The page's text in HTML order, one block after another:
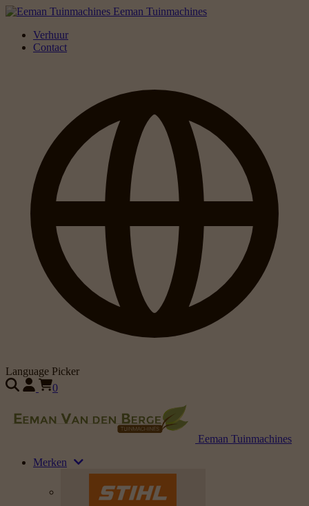
Eeman Tuinmachines
Verhuur
Contact
Language Picker
0
Eeman Tuinmachines
Merken